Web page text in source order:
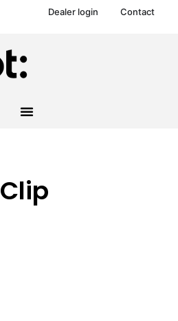
Dealer login Contact
Clip